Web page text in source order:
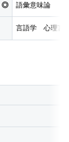
◎ 語彙意味論
言語学 心理言